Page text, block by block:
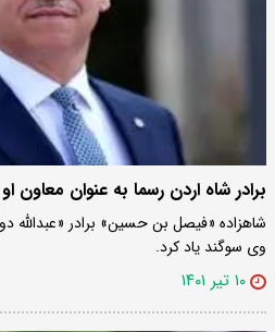
برادر شاه اردن رسما به عنوان معاون
شاهزاده «فیصل بن حسین» برادر «عبدالله
وی سوگند یاد کرد.
۱۰ تیر ۱۴۰۱